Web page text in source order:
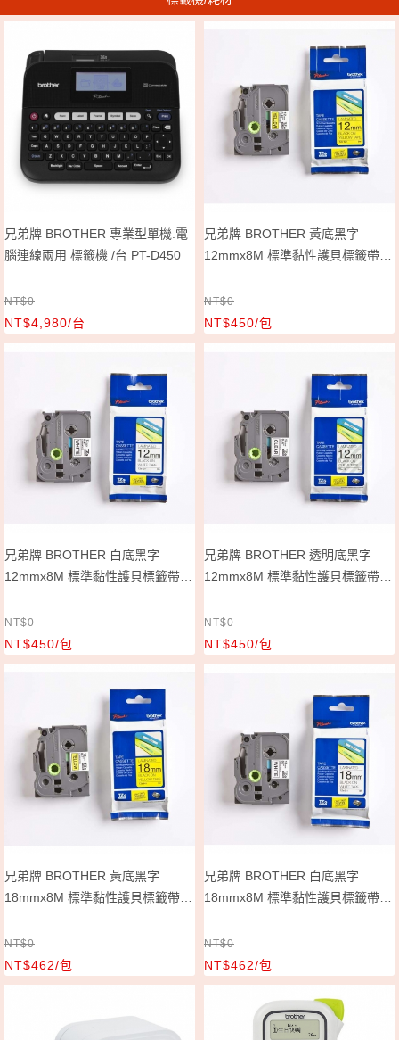
兄弟牌 BROTHER 專業型單機.電
腦連線兩用 標籤機 /台 PT-D450
NT$0
NT$4,980/台
兄弟牌 BROTHER 黃底黑字
12mmx8M 標準黏性護貝標籤帶/
NT$0
NT$450/包
兄弟牌 BROTHER 白底黑字
12mmx8M 標準黏性護貝標籤帶/
NT$0
NT$450/包
兄弟牌 BROTHER 透明底黑字
12mmx8M 標準黏性護貝標籤帶/
NT$0
NT$450/包
兄弟牌 BROTHER 黃底黑字
18mmx8M 標準黏性護貝標籤帶/
NT$0
NT$462/包
兄弟牌 BROTHER 白底黑字
18mmx8M 標準黏性護貝標籤帶/
NT$0
NT$462/包